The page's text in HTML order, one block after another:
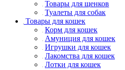
Товары для щенков
Туалеты для собак
Товары для кошек
Корм для кошек
Амуниция для кошек
Игрушки для кошек
Лакомства для кошек
Лотки для кошек